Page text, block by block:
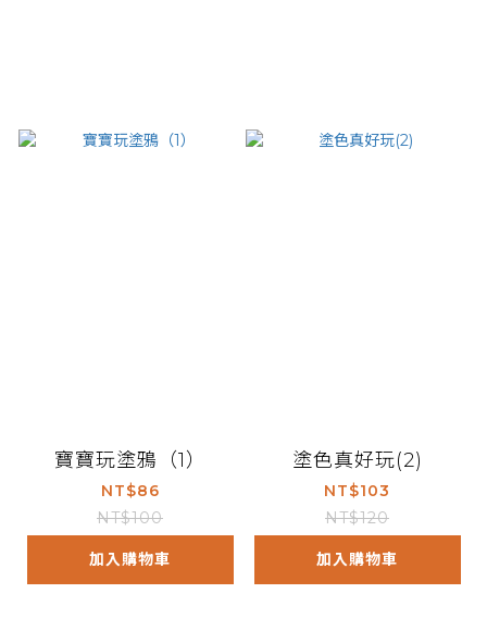
寶寶玩塗鴉（1）
NT$86
NT$100
加入購物車
塗色真好玩(2)
NT$103
NT$120
加入購物車